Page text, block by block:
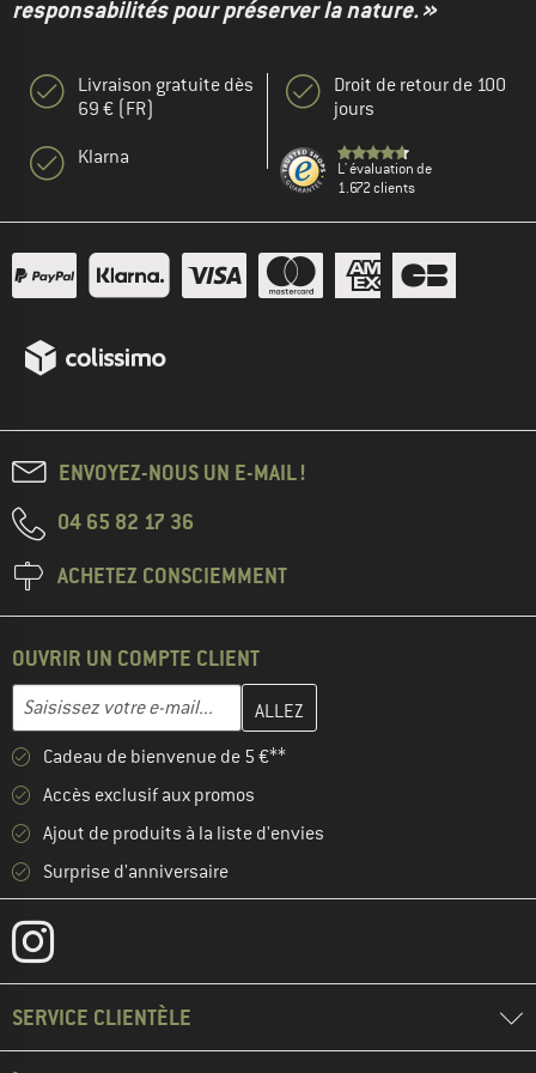
responsabilités pour préserver la nature. »
Livraison gratuite dès
69 € (FR)
Klarna
Droit de retour de 100
jours
L' évaluation de
1.672 clients
ENVOYEZ-NOUS UN E-MAIL !
04 65 82 17 36
ACHETEZ CONSCIEMMENT
OUVRIR UN COMPTE CLIENT
Adresse e-mail
Entrez votre adresse e-mail ici et créez votre compte client à la
Cadeau de bienvenue de 5 €**
Accès exclusif aux promos
Ajout de produits à la liste d'envies
Surprise d'anniversaire
SERVICE CLIENTÈLE